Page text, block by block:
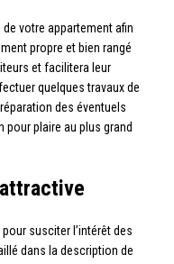
votre appartement afin
propre et bien rangé
et facilitera leur
quelques travaux de
des éventuels
plaire au plus grand
susciter l’intérêt des
dans la description de